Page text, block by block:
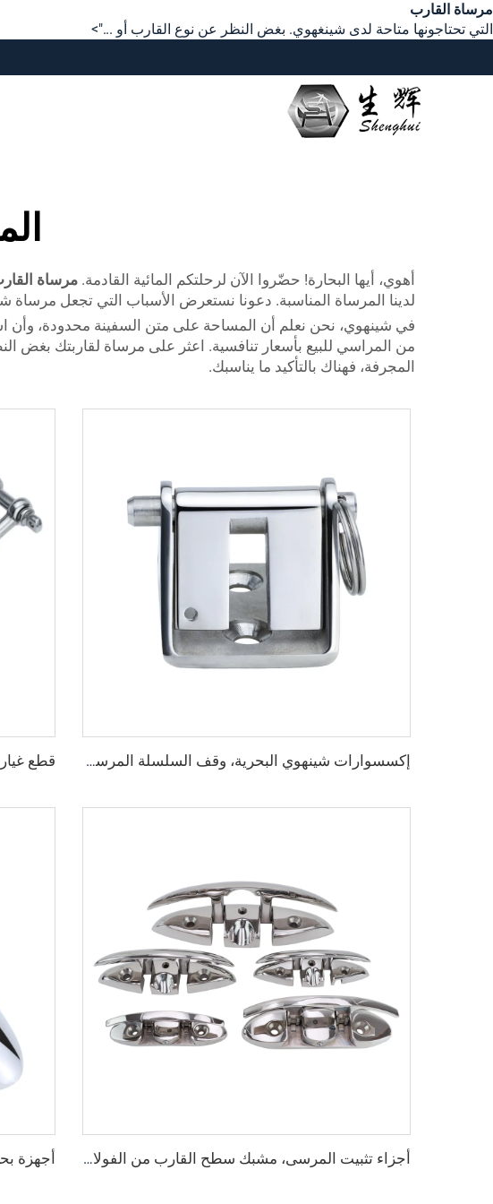
مرساة القارب
التي تحتاجونها متاحة لدى شينغهوي. بغض النظر عن نوع القارب أو ...">
أهوي، أيها البحارة! حضّروا الآن لرحلتكم المائية القادمة. مرساة
لدينا المرساة المناسبة. دعونا نستعرض الأسباب التي تجعل مرساة
في شينهوي، نحن نعلم أن المساحة على متن السفينة محدودة، وأن
من المراسي للبيع بأسعار تنافسية. اعثر على مرساة لقاربتك
المجرفة، فهناك بالتأكيد ما يناسبك.
إكسسوارات شينهوي البحرية، وقف السلسلة المرساة 10-12 مم للقارب واليخت، وقف الكابلات البحرية للاستخدام البحري
أجزاء تثبيت المرسى، مشبك سطح القارب من الفولاذ المقاوم للصدأ 316، مشبك قابل للطي ورفع، مشبك مثبت بالتساوي في المرسى، مشبك تثبيت الحبل